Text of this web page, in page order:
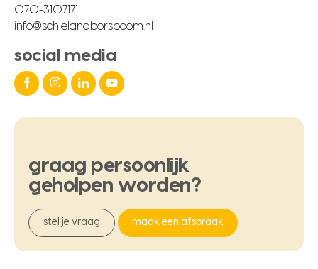
070-3107171
info@schielandborsboom.nl
social media
graag persoonlijk
geholpen worden?
stel je vraag maak een afspraak